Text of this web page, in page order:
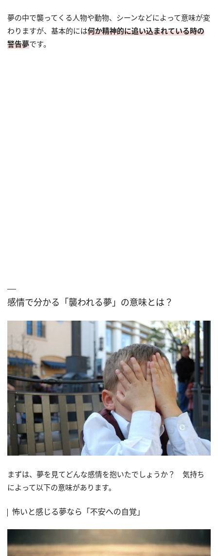
夢の中で襲ってくる人物や動物、シーンなどによって意味が変
わりますが、基本的には何か精神的に追い込まれている時の
警告夢です。
感情で分かる「襲われる夢」の意味とは？
まずは、夢を見てどんな感情を抱いたでしょうか？ 気持ち
によって以下の意味があります。
怖いと感じる夢なら「不安への自覚」